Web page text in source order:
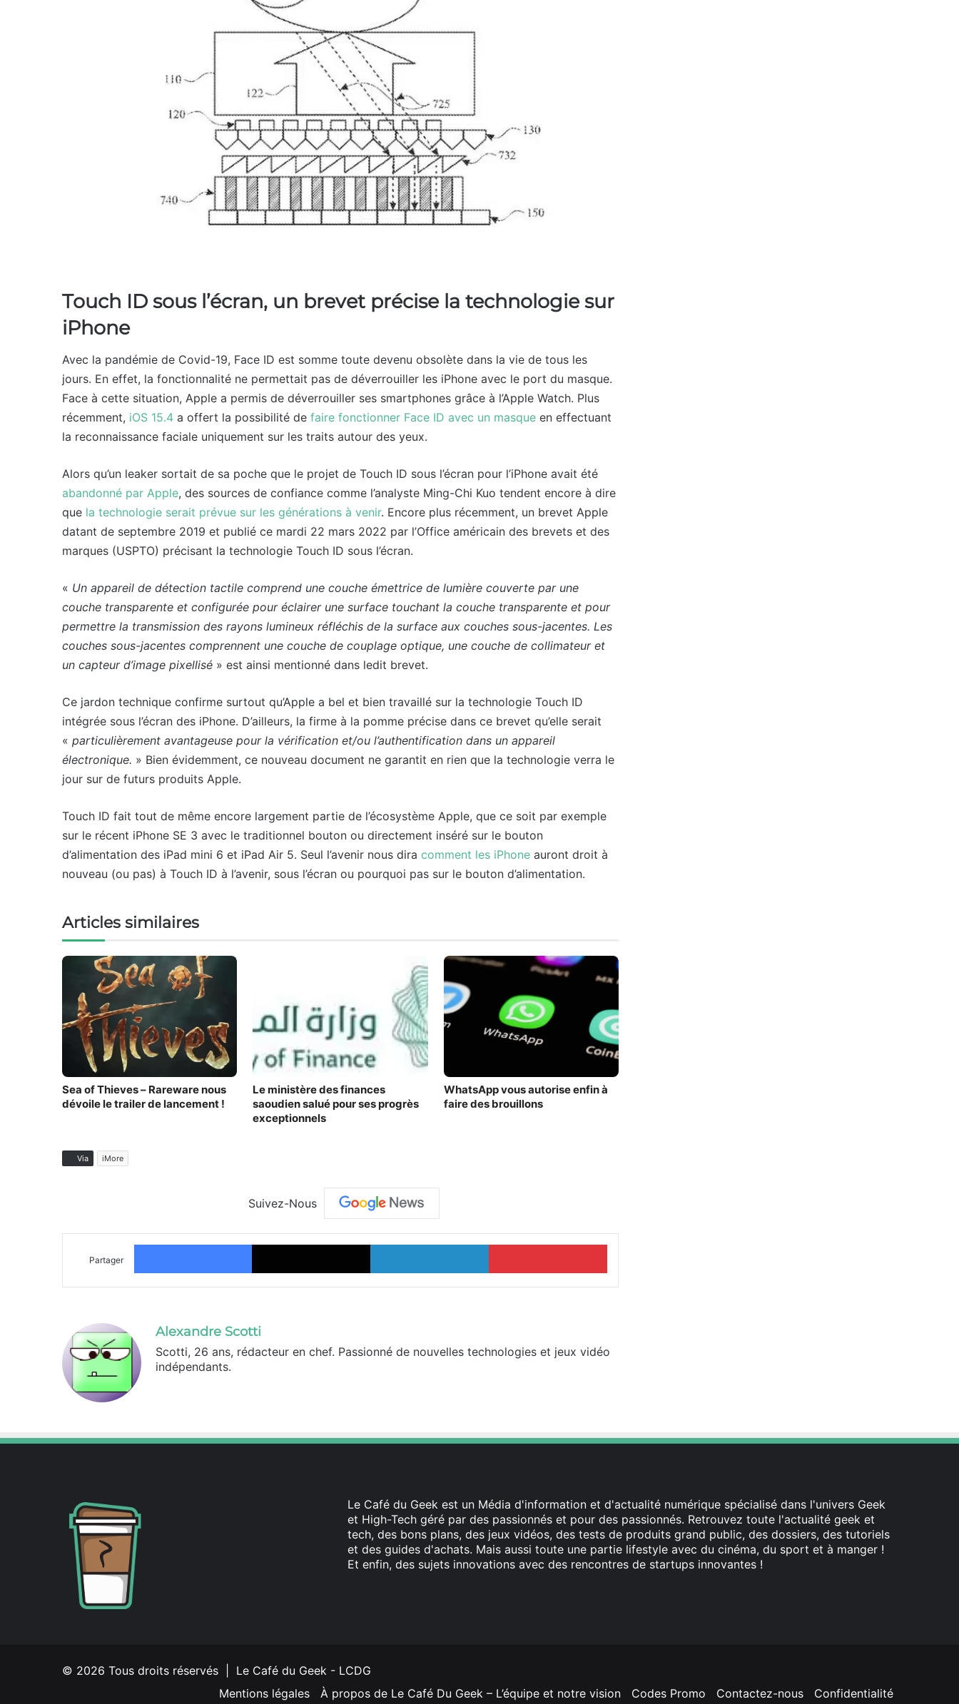
Touch ID sous l’écran, un brevet précise la technologie sur
iPhone
Avec la pandémie de Covid-19, Face ID est somme toute devenu obsolète dans la vie de tous les
jours. En effet, la fonctionnalité ne permettait pas de déverrouiller les iPhone avec le port du masque.
Face à cette situation, Apple a permis de déverrouiller ses smartphones grâce à l’Apple Watch. Plus
récemment, iOS 15.4 a offert la possibilité de faire fonctionner Face ID avec un masque en effectuant
la reconnaissance faciale uniquement sur les traits autour des yeux.
Alors qu’un leaker sortait de sa poche que le projet de Touch ID sous l’écran pour l’iPhone avait été
abandonné par Apple, des sources de confiance comme l’analyste Ming-Chi Kuo tendent encore à dire
que la technologie serait prévue sur les générations à venir. Encore plus récemment, un brevet Apple
datant de septembre 2019 et publié ce mardi 22 mars 2022 par l’Office américain des brevets et des
marques (USPTO) précisant la technologie Touch ID sous l’écran.
« Un appareil de détection tactile comprend une couche émettrice de lumière couverte par une
couche transparente et configurée pour éclairer une surface touchant la couche transparente et pour
permettre la transmission des rayons lumineux réfléchis de la surface aux couches sous-jacentes. Les
couches sous-jacentes comprennent une couche de couplage optique, une couche de collimateur et
un capteur d’image pixellisé » est ainsi mentionné dans ledit brevet.
Ce jardon technique confirme surtout qu’Apple a bel et bien travaillé sur la technologie Touch ID
intégrée sous l’écran des iPhone. D’ailleurs, la firme à la pomme précise dans ce brevet qu’elle serait
« particulièrement avantageuse pour la vérification et/ou l’authentification dans un appareil
électronique. » Bien évidemment, ce nouveau document ne garantit en rien que la technologie verra le
jour sur de futurs produits Apple.
Touch ID fait tout de même encore largement partie de l’écosystème Apple, que ce soit par exemple
sur le récent iPhone SE 3 avec le traditionnel bouton ou directement inséré sur le bouton
d’alimentation des iPad mini 6 et iPad Air 5. Seul l’avenir nous dira comment les iPhone auront droit à
nouveau (ou pas) à Touch ID à l’avenir, sous l’écran ou pourquoi pas sur le bouton d’alimentation.
Articles similaires
Sea of Thieves – Rareware nous
dévoile le trailer de lancement !
Le ministère des finances
saoudien salué pour ses progrès
exceptionnels
WhatsApp vous autorise enfin à
faire des brouillons
Via iMore
Suivez-Nous
Partager
Facebook X Linkedin Pinterest
Alexandre Scotti
Scotti, 26 ans, rédacteur en chef. Passionné de nouvelles technologies et jeux vidéo
indépendants.
Le Café du Geek est un Média d'information et d'actualité numérique spécialisé dans l'univers Geek
et High-Tech géré par des passionnés et pour des passionnés. Retrouvez toute l'actualité geek et
tech, des bons plans, des jeux vidéos, des tests de produits grand public, des dossiers, des tutoriels
et des guides d'achats. Mais aussi toute une partie lifestyle avec du cinéma, du sport et à manger !
Et enfin, des sujets innovations avec des rencontres de startups innovantes !
© 2026 Tous droits réservés | Le Café du Geek - LCDG
Mentions légales
À propos de Le Café Du Geek – L’équipe et notre vision Codes Promo Contactez-nous Confidentialité